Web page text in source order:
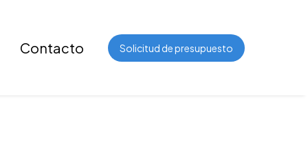
Contacto Solicitud de presupuesto